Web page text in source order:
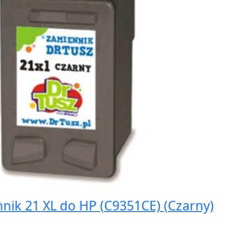
21 XL do HP (C9351CE) (Czarny)